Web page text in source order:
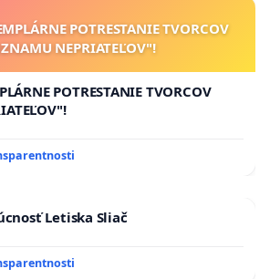
POTRESTANIE TVORCOV
NEPRIATEĽOV"!
POTRESTANIE TVORCOV
Letiska Sliač